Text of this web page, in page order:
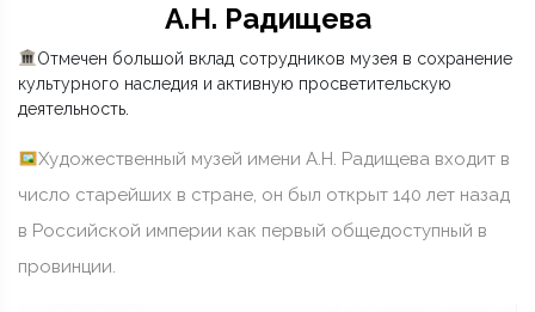
А.Н. Радищева
Отмечен большой вклад сотрудников музея в сохранение
культурного наследия и активную просветительскую
деятельность.
Художественный музей имени А.Н. Радищева входит в
число старейших в стране, он был открыт 140 лет назад
в Российской империи как первый общедоступный в
провинции.